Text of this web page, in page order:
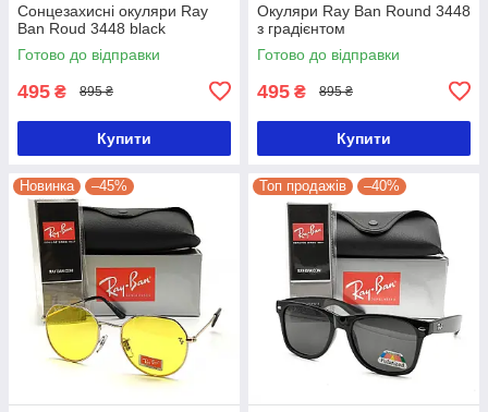
Сонцезахисні окуляри Ray
Ban Roud 3448 black
Готово до відправки
495 ₴ 895 ₴
Купити
Окуляри Ray Ban Round 3448
з градієнтом
Готово до відправки
495 ₴ 895 ₴
Купити
Новинка –45% Топ продажів –40%